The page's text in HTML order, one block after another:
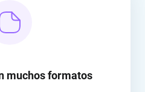
muchos formatos